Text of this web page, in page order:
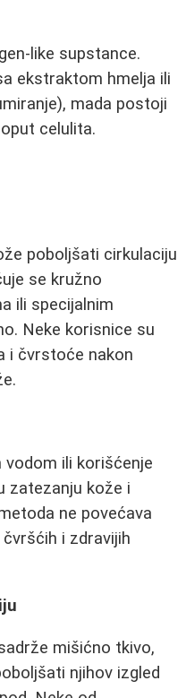
like supstance.
ekstraktom hmelja ili
mada postoji
celulita.
poboljšati cirkulaciju
se kružno
ili specijalnim
Neke korisnice su
i čvrstoće nakon
vodom ili korišćenje
zatezanju kože i
ne povećava
i zdravijih
mišićno tkivo,
njihov izgled